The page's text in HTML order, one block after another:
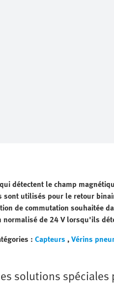
détectent le champ
sont utilisés pour le retour
de commutation souhaitée
de 24 V lorsqu'ils
: Capteurs ,Vérins
solutions spéciales